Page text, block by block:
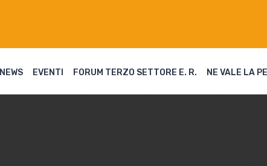
NEWS EVENTI FORUM TERZO SETTORE E. R. NE VALE LA